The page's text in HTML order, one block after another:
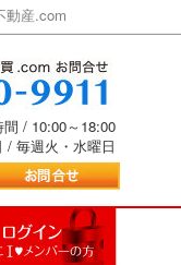
動産.com
間 / 10:00～18:00
/ 毎週火・水曜日